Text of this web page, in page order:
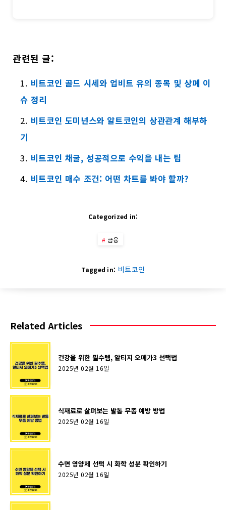
관련된 글:
비트코인 골드 시세와 업비트 유의 종목 및 상폐 이
슈 정리
비트코인 도미넌스와 알트코인의 상관관계 해부하
기
비트코인 채굴, 성공적으로 수익을 내는 팁
비트코인 매수 조건: 어떤 차트를 봐야 할까?
Categorized in:
금융
Tagged in: 비트코인
Related Articles
건강을 위한 필수템, 알티지 오메가3 선택법
2025년 02월 16일
식재료로 살펴보는 발톱 무좀 예방 방법
2025년 02월 16일
수면 영양제 선택 시 화학 성분 확인하기
2025년 02월 16일